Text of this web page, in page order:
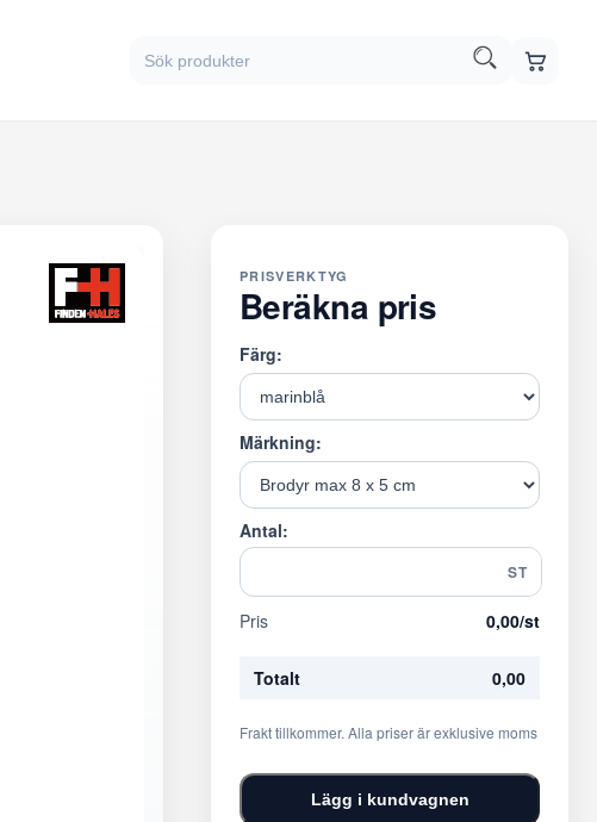
PRISVERKTYG
Beräkna pris
Färg:
Märkning:
Antal:
ST
Pris 0,00/st
Totalt 0,00
Frakt tillkommer. Alla priser är exklusive moms
Lägg i kundvagnen